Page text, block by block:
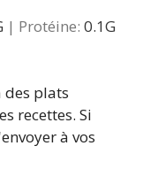
| Protéine: 0.1G
des plats
recettes. Si
à vos